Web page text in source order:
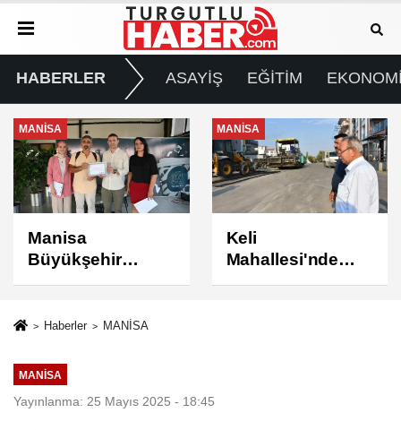
HABERLER ASAYİŞ EĞİTİM
MANİSA
Keli
Mahallesi'nde
Asfalt Çalışması
MANİSA
BAŞKAN ŞİMŞEK
SAHADAKİ
ÇALIŞMALARI
Haberler MANİSA
MANİSA
Yayınlanma: 25 Mayıs 2025 - 18:45